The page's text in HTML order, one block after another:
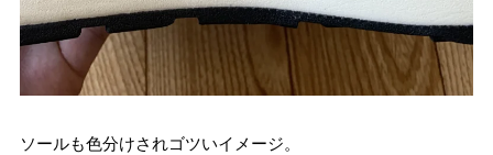
ソールも色分けされゴツいイメージ。